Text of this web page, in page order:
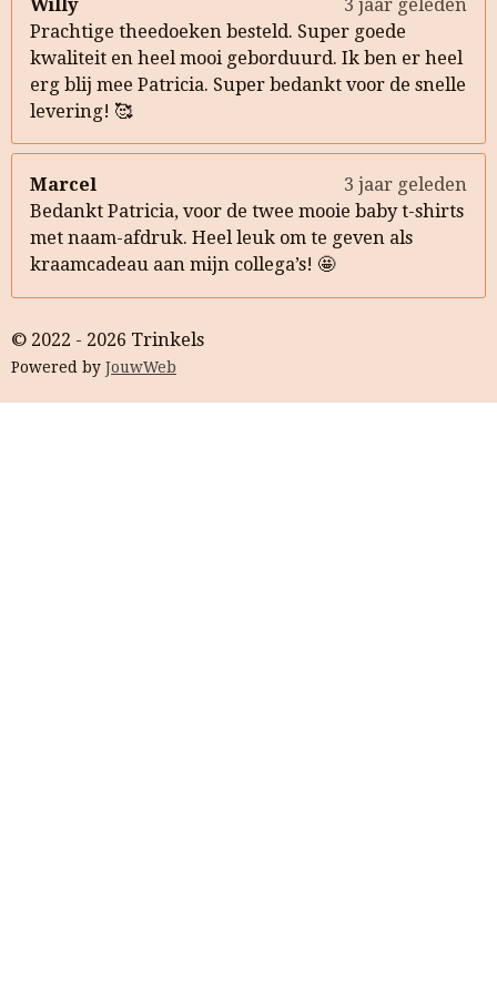
Willy
3 jaar geleden
Prachtige theedoeken besteld. Super goede
kwaliteit en heel mooi geborduurd. Ik ben er heel
erg blij mee Patricia. Super bedankt voor de snelle
levering! 🥰
Marcel
3 jaar geleden
Bedankt Patricia, voor de twee mooie baby t-shirts
met naam-afdruk. Heel leuk om te geven als
kraamcadeau aan mijn collega’s! 🤩
© 2022 - 2026 Trinkels
Powered by JouwWeb